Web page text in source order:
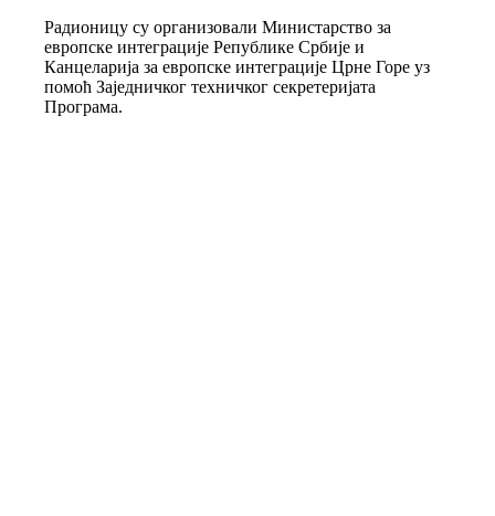
Радионицу су организовали Министарство за
европске интеграције Републике Србије и
Канцеларија за европске интеграције Црне Горе уз
помоћ Заједничког техничког секретеријата
Програма.